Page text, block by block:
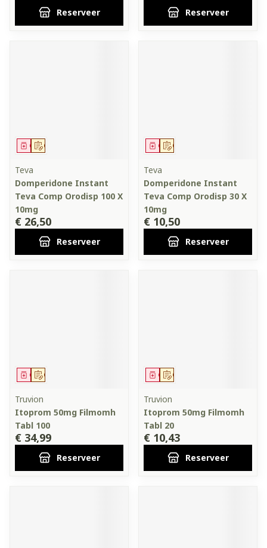
Reserveer Reserveer
Op voorschrift
Geneesmiddel
Teva
Domperidone Instant
Teva Comp Orodisp 100 X
10mg
€ 26,50
Reserveer
Op voorschrift
Geneesmiddel
Teva
Domperidone Instant
Teva Comp Orodisp 30 X
10mg
€ 10,50
Reserveer
Op voorschrift
Geneesmiddel
Truvion
Itoprom 50mg Filmomh
Tabl 100
€ 34,99
Reserveer
Op voorschrift
Geneesmiddel
Truvion
Itoprom 50mg Filmomh
Tabl 20
€ 10,43
Reserveer